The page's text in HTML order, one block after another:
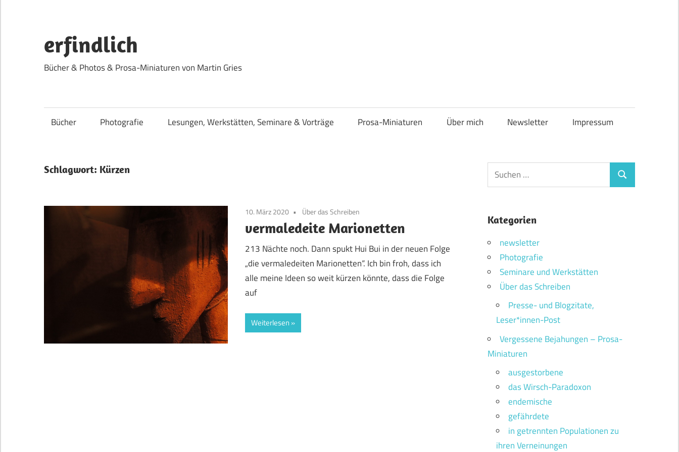
springen
erfindlich
Bücher & Photos & Prosa-Miniaturen von Martin Gries
Bücher Photografie Lesungen, Werkstätten, Seminare & Vorträge Prosa-Miniaturen Über mich Newsletter Impressum
Schlagwort: Kürzen
10. März 2020 Über das Schreiben
vermaledeite Marionetten
213 Nächte noch. Dann spukt Hui Bui in der neuen Folge
„die vermaledeiten Marionetten“. Ich bin froh, dass ich
alle meine Ideen so weit kürzen könnte, dass die Folge
auf
Weiterlesen
Suchen
nach:
Suchen
Kategorien
newsletter
Photografie
Seminare und Werkstätten
Über das Schreiben
Presse- und Blogzitate,
Leser*innen-Post
Vergessene Bejahungen – Prosa-
Miniaturen
ausgestorbene
das Wirsch-Paradoxon
endemische
gefährdete
in getrennten Populationen zu
ihren Verneinungen